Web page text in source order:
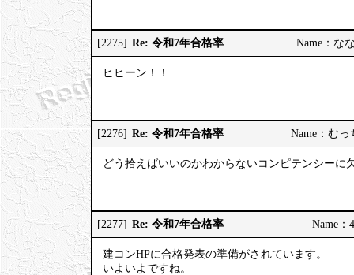
[2275] Re: 令和7年合格率 Name：な
ヒヒーン！！
[2276] Re: 令和7年合格率 Name：む
どう拾えばいいのかわからないコンピテンシーに
[2277] Re: 令和7年合格率 Name
建コンHPに合格発表の準備がされています。
いよいよですね。